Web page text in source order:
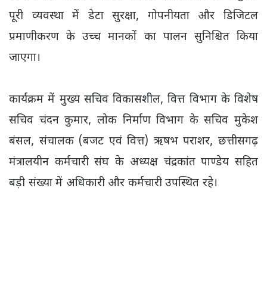
पूरी व्यवस्था में डेटा सुरक्षा, गोपनीयता और डिजिटल
प्रमाणीकरण के उच्च मानकों का पालन सुनिश्चित किया
जाएगा।
कार्यक्रम में मुख्य सचिव विकासशील, वित्त विभाग के विशेष
सचिव चंदन कुमार, लोक निर्माण विभाग के सचिव मुकेश
बंसल, संचालक (बजट एवं वित्त) ऋषभ पराशर, छत्तीसगढ़
मंत्रालयीन कर्मचारी संघ के अध्यक्ष चंद्रकांत पाण्डेय सहित
बड़ी संख्या में अधिकारी और कर्मचारी उपस्थित रहे।